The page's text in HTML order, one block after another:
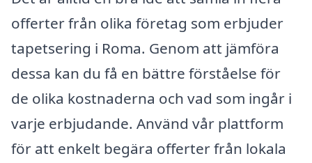
offerter från olika företag som erbjuder
tapetsering i Roma. Genom att jämföra
dessa kan du få en bättre förståelse för
de olika kostnaderna och vad som ingår i
varje erbjudande. Använd vår plattform
för att enkelt begära offerter från lokala